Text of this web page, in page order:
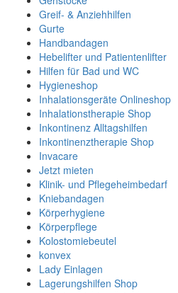
Greif- & Anziehhilfen
Gurte
Handbandagen
Hebelifter und Patientenlifter
Hilfen für Bad und WC
Hygieneshop
Inhalationsgeräte Onlineshop
Inhalationstherapie Shop
Inkontinenz Alltagshilfen
Inkontinenztherapie Shop
Invacare
Jetzt mieten
Klinik- und Pflegeheimbedarf
Kniebandagen
Körperhygiene
Körperpflege
Kolostomiebeutel
konvex
Lady Einlagen
Lagerungshilfen Shop